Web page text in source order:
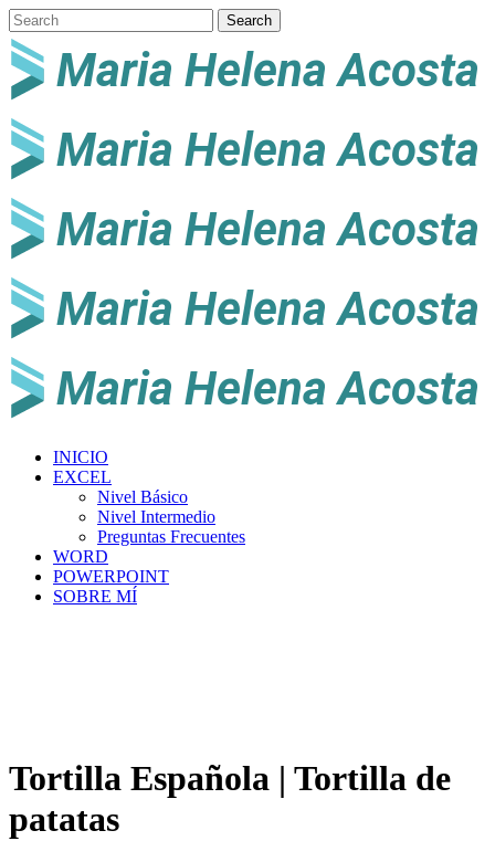
INICIO
EXCEL
Nivel Básico
Nivel Intermedio
Preguntas Frecuentes
WORD
POWERPOINT
SOBRE MÍ
Tortilla Española | Tortilla de
patatas